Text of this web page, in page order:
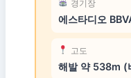
경기장
에스타디오
고도
해발 약 538m (